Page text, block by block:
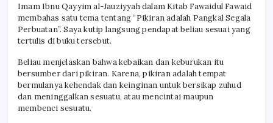
Imam Ibnu Qayyim al-Jauziyyah dalam Kitab Fawaidul Fawaid
membahas satu tema tentang “Pikiran adalah Pangkal Segala
Perbuatan”. Saya kutip langsung pendapat beliau sesuai yang
tertulis di buku tersebut.
Beliau menjelaskan bahwa kebaikan dan keburukan itu
bersumber dari pikiran. Karena, pikiran adalah tempat
bermulanya kehendak dan keinginan untuk bersikap zuhud
dan meninggalkan sesuatu, atau mencintai maupun
membenci sesuatu.